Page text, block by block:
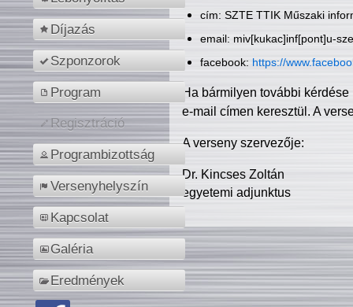
Díjazás
Szponzorok
Program
Regisztráció
Programbizottság
Versenyhelyszín
Kapcsolat
Galéria
Eredmények
cím: SZTE TTIK Műszaki
email: miv[kukac]inf[pont]u-
facebook: https://
Ha bármilyen további
e-mail címen keresztül. A
A verseny szervezője:
Dr. Kincses Zoltán
egyetemi adjunktus